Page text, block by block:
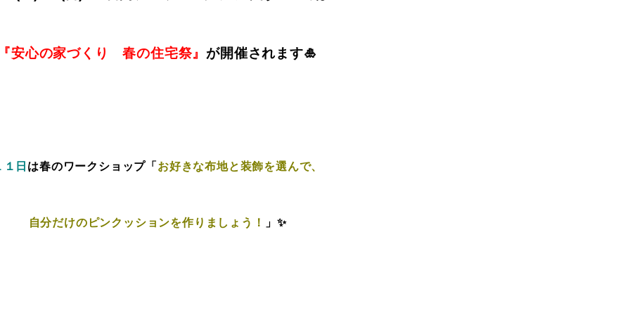
安心の家づくり 春の住宅祭』が開催されます🎍
１日 は春のワークショップ「 お好きな布地と装飾を選んで、
自分だけのピンクッションを作りましょう！ 」✨